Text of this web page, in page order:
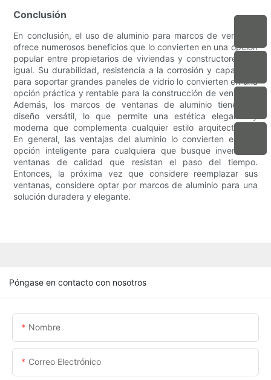
Conclusión
En conclusión, el uso de aluminio para marcos de ventanas
ofrece numerosos beneficios que lo convierten en una opción
popular entre propietarios de viviendas y constructores por
igual. Su durabilidad, resistencia a la corrosión y capacidad
para soportar grandes paneles de vidrio lo convierten en una
opción práctica y rentable para la construcción de ventanas.
Además, los marcos de ventanas de aluminio tienen un
diseño versátil, lo que permite una estética elegante y
moderna que complementa cualquier estilo arquitectónico.
En general, las ventajas del aluminio lo convierten en una
opción inteligente para cualquiera que busque invertir en
ventanas de calidad que resistan el paso del tiempo.
Entonces, la próxima vez que considere reemplazar sus
ventanas, considere optar por marcos de aluminio para una
solución duradera y elegante.
Póngase en contacto con nosotros
Nombre
Correo Electrónico